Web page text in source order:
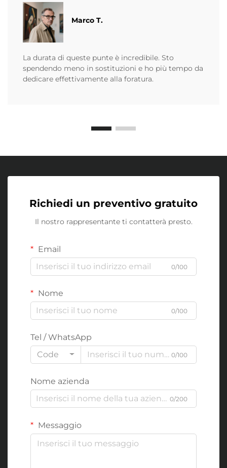
Marco T.
La durata di queste punte è incredibile. Sto
spendendo meno in sostituzioni e ho più tempo da
dedicare effettivamente alla foratura.
Richiedi un preventivo gratuito
Il nostro rappresentante ti contatterà presto.
Email
0/100
Nome
0/100
Tel / WhatsApp
Code
0/100
Nome azienda
0/200
Messaggio